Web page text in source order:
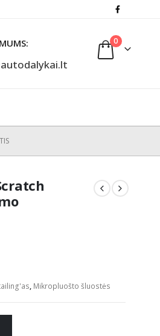
0
, Mikropluošto šluostės